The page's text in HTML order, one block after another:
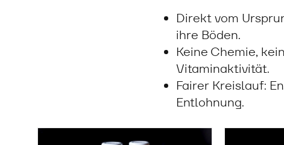
Direkt vom
ihre Böden.
Keine Chemie,
Vitaminaktivität.
Fairer Kreislauf:
Entlohnung.